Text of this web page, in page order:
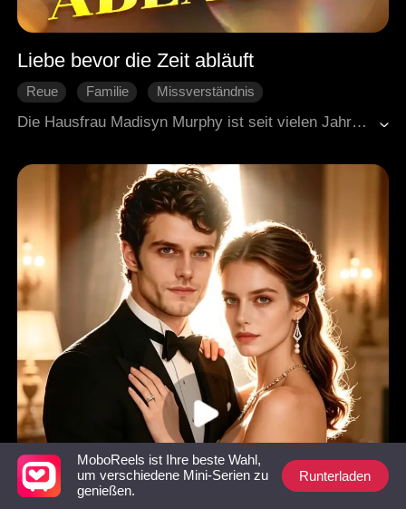
Liebe bevor die Zeit abläuft
Reue Familie
Missverständnis
Die Hausfrau Madisyn Murphy ist seit vielen Jahren mit ihrem Mann Dominic Murphy verheiratet und muss die Bevorzugung durch ihre Schwiegermutter und die Machenschaften ihrer hinterhältigen Schwägerin ertragen. In ihrem Streben nach Familienfrieden hat Madisyn die ganze Zeit stillschweigend ertragen. Erst als ein Arzt ihr mitteilte, dass sie aufgrund von Brustkrebs nur noch einen Monat zu leben hatte, beschloss sie, nicht länger zu schweigen und ihren Selbstwert zurückzufordern.
MoboReels ist Ihre beste Wahl,
um verschiedene Mini-Serien zu
genießen.
Runterladen